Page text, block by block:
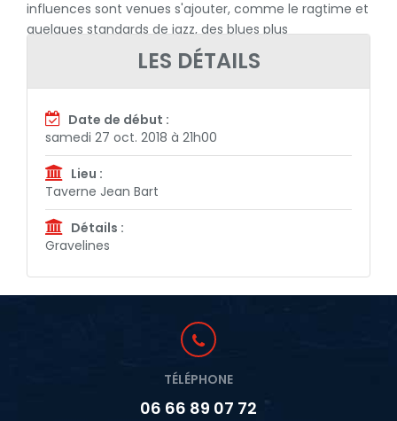
influences sont venues s'ajouter, comme le ragtime et
quelques standards de jazz, des blues plus
LES DÉTAILS
Date de début :
samedi 27 oct. 2018 à 21h00
Lieu :
Taverne Jean Bart
Détails :
Gravelines
TÉLÉPHONE
06 66 89 07 72